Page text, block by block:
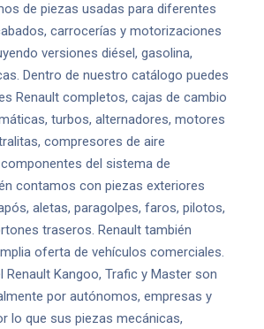
de piezas usadas para diferentes
carrocerías y motorizaciones
versiones diésel, gasolina,
Dentro de nuestro catálogo puedes
Renault completos, cajas de cambio
turbos, alternadores, motores
compresores de aire
del sistema de
contamos con piezas exteriores
aletas, paragolpes, faros, pilotos,
traseros. Renault también
oferta de vehículos comerciales.
Kangoo, Trafic y Master son
por autónomos, empresas y
lo que sus piezas mecánicas,